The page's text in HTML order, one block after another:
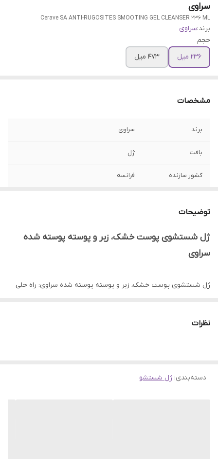
سراوی
Cerave SA ANTI-RUGOSITES SMOOTING GEL CLEANSER 236 ML
برند:سراوی
حجم
236 میل
473 میل
مشخصات
برند سراوی
بافت ژل
کشور سازنده فرانسه
توضیحات
ژل شستشوی پوست خشک، زبر و پوسته پوسته شده
سراوی
ژل شستشوی پوست خشک، زبر و پوسته پوسته شده سراوی: راه حلی
پیدا کرده است، پاک کننده صاف کننده CeraVe SA است.
نظرات
دسته‌بندی: ژل شستشو